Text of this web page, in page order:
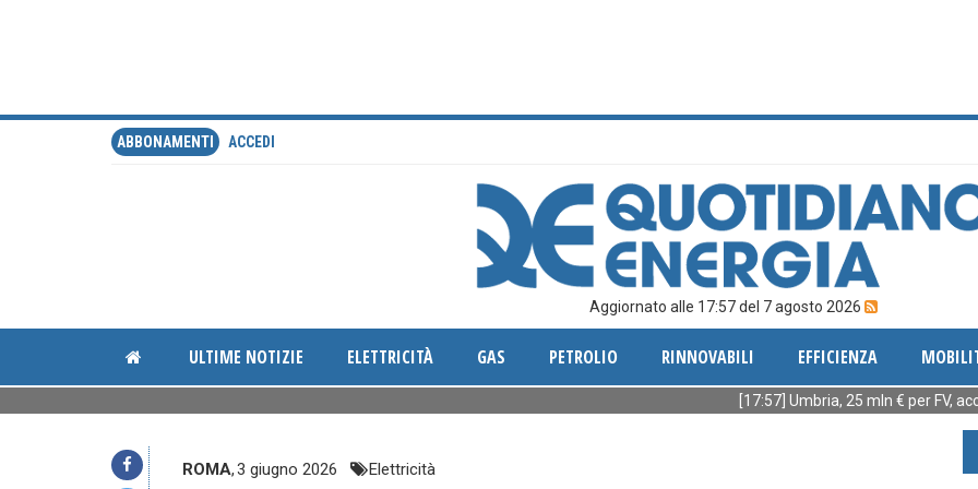
ABBONAMENTI ACCEDI
Aggiornato alle 17:57 del 7 agosto 2026
ULTIME NOTIZIE ELETTRICITÀ GAS PETROLIO RINNOVABILI EFFICIENZA
[17:57] Umbria, 25 mln € per FV, accumuli
ROMA,3 giugno 2026 Elettricità